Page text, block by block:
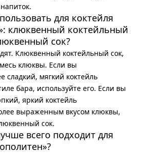
для коктейля
клюквенный коктейльный
сок?
Клюквенный коктейльный сок,
клюквы. Если вы
сладкий, мягкий коктейль
бара, используйте его. Если вы
яркий коктейль
выраженным вкусом клюквы,
сок.
всего подходит для